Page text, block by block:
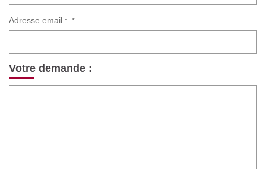
Adresse email : *
Votre demande :